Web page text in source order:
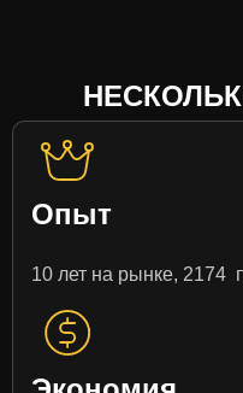
Опыт
10 лет на рынке, 2174